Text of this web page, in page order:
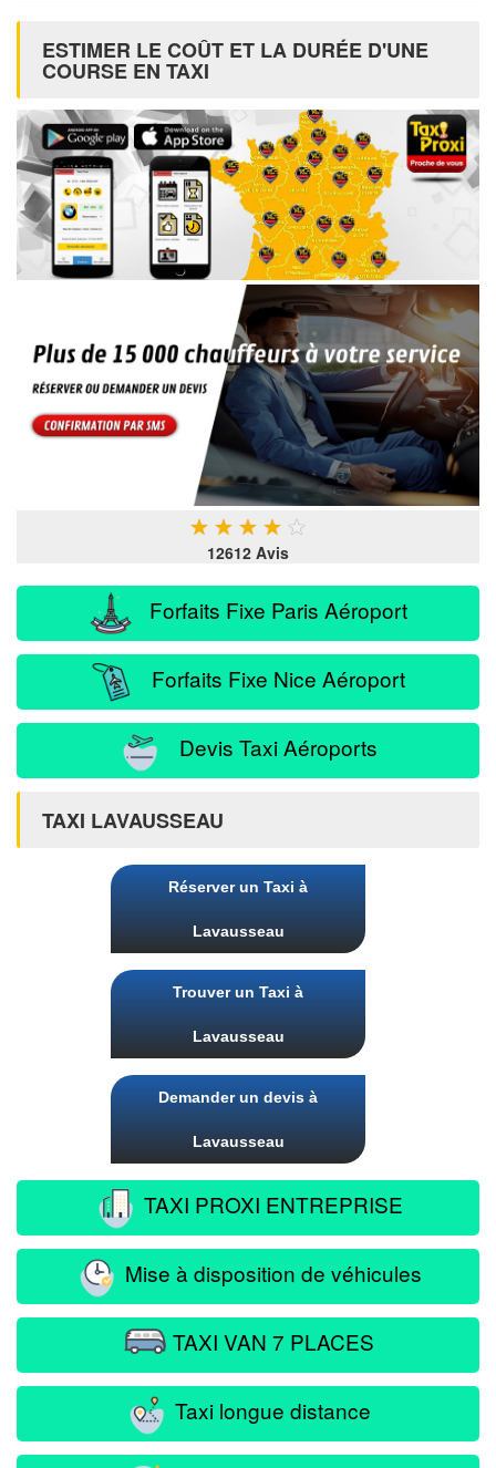
ESTIMER LE COÛT ET LA DURÉE D'UNE
COURSE EN TAXI
★ ★ ★ ★ ★
12612 Avis
Forfaits Fixe Paris Aéroport
Forfaits Fixe Nice Aéroport
Devis Taxi Aéroports
TAXI LAVAUSSEAU
Réserver un Taxi à
Lavausseau
Trouver un Taxi à
Lavausseau
Demander un devis à
Lavausseau
TAXI PROXI ENTREPRISE
Mise à disposition de véhicules
TAXI VAN 7 PLACES
Taxi longue distance